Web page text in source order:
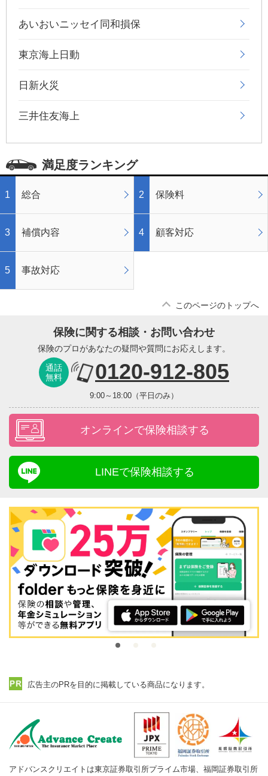
あいおいニッセイ同和損保
東京海上日動
日新火災
三井住友海上
満足度ランキング
総合 保険料
補償内容 顧客対応
事故対応
このページのトップへ
保険に関する相談・お問い合わせ
保険のプロがあなたの疑問や質問にお応えします。
通話
無料
0120-912-805
9:00～18:00（平日のみ）
オンラインで保険相談する
LINEで保険相談する
広告主のPRを目的に掲載している商品になります。
アドバンスクリエイトは東京証券取引所プライム市場、福岡証券取引所